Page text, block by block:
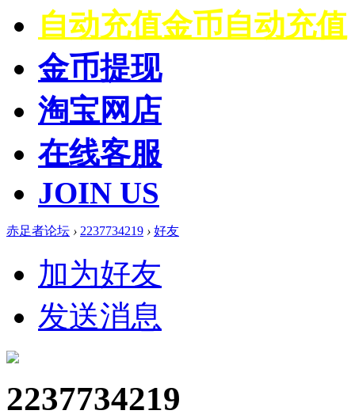
自动充值金币自动充值
金币提现
淘宝网店
在线客服
JOIN US
赤足者论坛 › 2237734219 › 好友
加为好友
发送消息
2237734219